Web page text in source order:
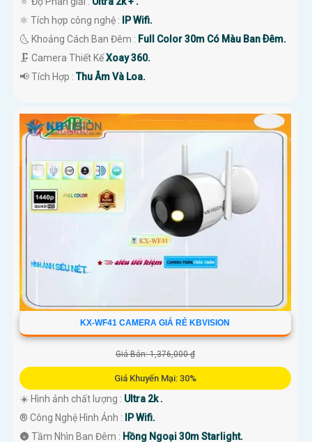
⚛️ Tích hợp công nghệ : IP Wifi.
🌜 Khoảng Cách Ban Đêm : Full Color 30m Có Màu Ban Ðêm.
🗜️ Camera Thiết KếXoay 360.
️📢 Tích Hợp :Thu Âm Và Loa.
KX-WF41 CAMERA GIÁ RẺ KBVISION
Giá Bán: 1,376,000 ₫
Giá Khuyến Mại: 30%
☀️ Hình ảnh chất lượng : Ultra 2k .
®️ Công Nghệ Hình Ảnh :
IP Wifi.
🌚 Tầm Nhìn Ban Đêm : Hồng Ngoại 30m Starlight.